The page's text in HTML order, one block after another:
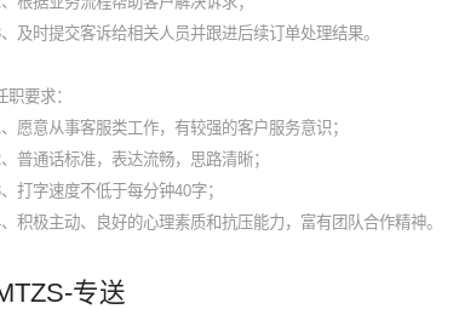
及时提交客诉给相关人员并跟进后续订单处理结果。
职要求：
愿意从事客服类工作，有较强的客户服务意识；
普通话标准，表达流畅，思路清晰；
打字速度不低于每分钟40字；
积极主动、良好的心理素质和抗压能力，富有团队合作精神。
专送